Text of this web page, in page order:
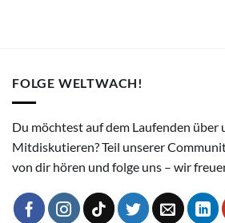
FOLGE WELTWACH!
Du möchtest auf dem Laufenden über
Mitdiskutieren? Teil unserer
von dir hören und folge uns – wir